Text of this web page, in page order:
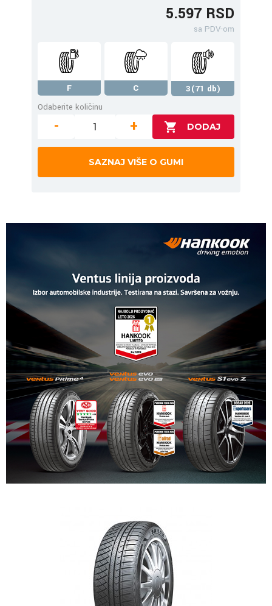
5.597 RSD
sa PDV-om
F C
3(71 db)
Odaberite količinu
- +
SAZNAJ VIŠE O GUMI